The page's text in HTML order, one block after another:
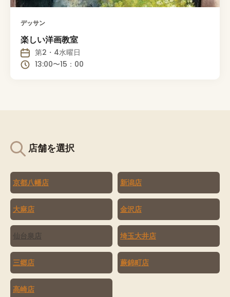
デッサン
楽しい洋画教室
第2・4水曜日
13:00〜15：00
店舗を選択
京都八幡店 新潟店
大麻店 金沢店
仙台泉店 埼玉大井店
三郷店 蕨錦町店
高崎店